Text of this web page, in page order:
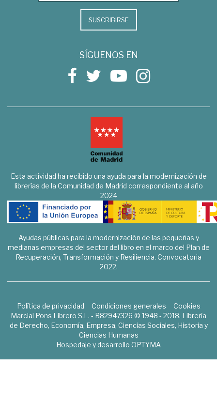
SUSCRIBIRSE
SÍGUENOS EN
Esta actividad ha recibido una ayuda para la modernización de
librerías de la Comunidad de Madrid correspondiente al año
2024
Ayudas públicas para la modernización de las pequeñas y
medianas empresas del sector del libro en el marco del Plan de
Recuperación, Transformación y Resiliencia. Convocatoria
2022.
Política de privacidad Condiciones generales
Cookies
Marcial Pons Librero S.L. - B82947326 © 1948 - 2018. Librería
de Derecho, Economía, Empresa, Ciencias Sociales, Historia y
Ciencias Humanas
Hospedaje y desarrollo OPTYMA